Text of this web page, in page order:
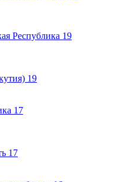
Республика 19
19
17
17